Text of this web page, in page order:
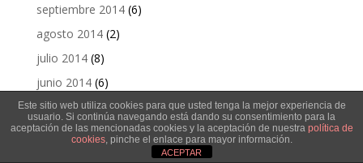
septiembre 2014(6)
agosto 2014(2)
julio 2014(8)
junio 2014(6)
mayo 2014(4)
abril 2014(4)
Este sitio web utiliza cookies para que usted tenga la mejor experiencia de
usuario. Si continúa navegando está dando su consentimiento para la
aceptación de las mencionadas cookies y la aceptación de nuestra política de
cookies, pinche el enlace para mayor información.
ACEPTAR